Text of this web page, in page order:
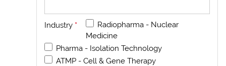
Industry *
Radiopharma - Nuclear
Medicine
Pharma - Isolation Technology
ATMP - Cell & Gene Therapy